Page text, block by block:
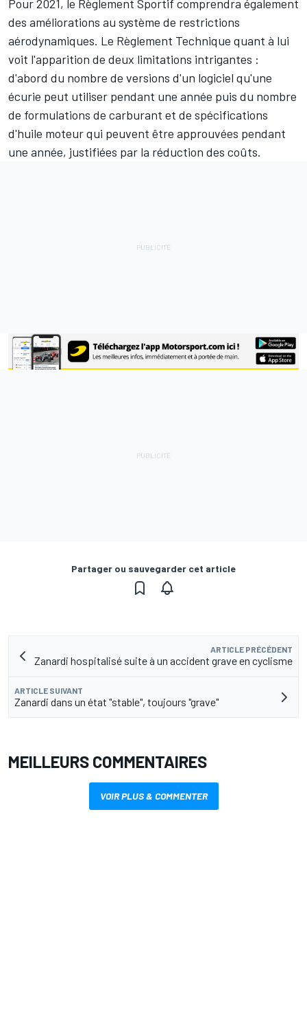
Pour 2021, le Règlement Sportif comprendra également
des améliorations au système de restrictions
aérodynamiques. Le Règlement Technique quant à lui
voit l'apparition de deux limitations intrigantes :
d'abord du nombre de versions d'un logiciel qu'une
écurie peut utiliser pendant une année puis du nombre
de formulations de carburant et de spécifications
d'huile moteur qui peuvent être approuvées pendant
une année, justifiées par la réduction des coûts.
Partager ou sauvegarder cet article
ARTICLE PRÉCÉDENT
Zanardi hospitalisé suite à un accident grave en cyclisme
ARTICLE SUIVANT
Zanardi dans un état "stable", toujours "grave"
MEILLEURS COMMENTAIRES
VOIR PLUS & COMMENTER